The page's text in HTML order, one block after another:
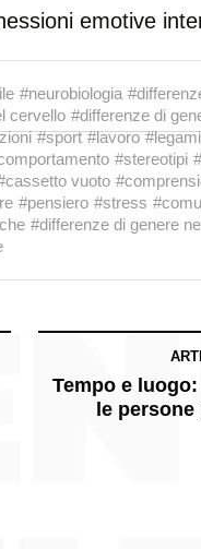
emotive
#neurobiologia
cervello #differenze di
#sport #lavoro
#stereotipi
vuoto
#pensiero #stress
#differenze di genere
Tempo e
le